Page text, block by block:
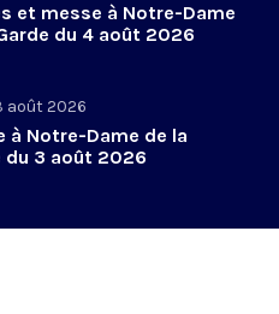
et messe à Notre-Dame
du 4 août 2026
août 2026
à Notre-Dame de la
du 3 août 2026